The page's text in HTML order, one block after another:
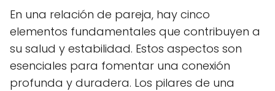
En una relación de pareja, hay cinco
elementos fundamentales que contribuyen a
su salud y estabilidad. Estos aspectos son
esenciales para fomentar una conexión
profunda y duradera. Los pilares de una